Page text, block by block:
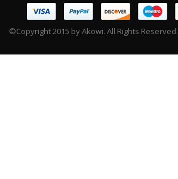
©Copyright 2015 by Akowi. All Rights Reserved.